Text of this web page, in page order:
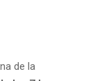
de la